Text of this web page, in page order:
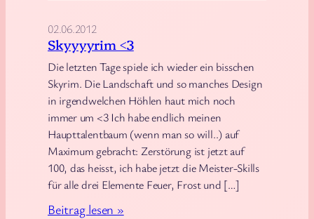
ä
r
e
j
t
o
l
02.06.2012
Skyyyyrim <3
Die letzten Tage spiele ich wieder ein bisschen
Skyrim. Die Landschaft und so manches Design
in irgendwelchen Höhlen haut mich noch
immer um <3 Ich habe endlich meinen
Haupttalentbaum (wenn man so will..) auf
Maximum gebracht: Zerstörung ist jetzt auf
100, das heisst, ich habe jetzt die Meister-Skills
für alle drei Elemente Feuer, Frost und […]
Beitrag lesen »: